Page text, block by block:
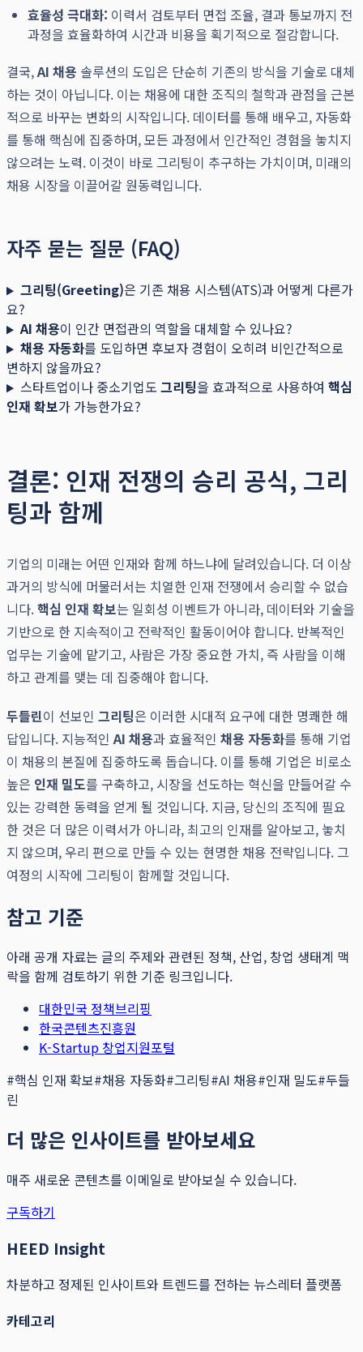
효율성 극대화: 이력서 검토부터 면접 조율, 결과 통보까지 전
과정을 효율화하여 시간과 비용을 획기적으로 절감합니다.
결국,AI 채용 솔루션의 도입은 단순히 기존의 방식을 기술로 대체
하는 것이 아닙니다. 이는 채용에 대한 조직의 철학과 관점을 근본
적으로 바꾸는 변화의 시작입니다. 데이터를 통해 배우고, 자동화
를 통해 핵심에 집중하며, 모든 과정에서 인간적인 경험을 놓치지
않으려는 노력. 이것이 바로 그리팅이 추구하는 가치이며, 미래의
채용 시장을 이끌어갈 원동력입니다.
자주 묻는 질문 (FAQ)
그리팅(Greeting)은 기존 채용 시스템(ATS)과 어떻게 다른가
요?
AI 채용이 인간 면접관의 역할을 대체할 수 있나요?
채용 자동화를 도입하면 후보자 경험이 오히려 비인간적으로
변하지 않을까요?
스타트업이나 중소기업도 그리팅을 효과적으로 사용하여 핵심
인재 확보가 가능한가요?
결론: 인재 전쟁의 승리 공식, 그리
팅과 함께
기업의 미래는 어떤 인재와 함께 하느냐에 달려있습니다. 더 이상
과거의 방식에 머물러서는 치열한 인재 전쟁에서 승리할 수 없습
니다.핵심 인재 확보는 일회성 이벤트가 아니라, 데이터와 기술을
기반으로 한 지속적이고 전략적인 활동이어야 합니다. 반복적인
업무는 기술에 맡기고, 사람은 가장 중요한 가치, 즉 사람을 이해
하고 관계를 맺는 데 집중해야 합니다.
두들린이 선보인 그리팅은 이러한 시대적 요구에 대한 명쾌한 해
답입니다. 지능적인AI 채용과 효율적인 채용 자동화를 통해 기업
이 채용의 본질에 집중하도록 돕습니다. 이를 통해 기업은 비로소
높은 인재 밀도를 구축하고, 시장을 선도하는 혁신을 만들어갈 수
있는 강력한 동력을 얻게 될 것입니다. 지금, 당신의 조직에 필요
한 것은 더 많은 이력서가 아니라, 최고의 인재를 알아보고, 놓치
지 않으며, 우리 편으로 만들 수 있는 현명한 채용 전략입니다. 그
여정의 시작에 그리팅이 함께할 것입니다.
참고 기준
아래 공개 자료는 글의 주제와 관련된 정책, 산업, 창업 생태계 맥
락을 함께 검토하기 위한 기준 링크입니다.
대한민국 정책브리핑
한국콘텐츠진흥원
K-Startup 창업지원포털
#핵심 인재 확보#채용 자동화#그리팅#AI 채용#인재 밀도#두들
린
더 많은 인사이트를 받아보세요
매주 새로운 콘텐츠를 이메일로 받아보실 수 있습니다.
구독하기
HEED Insight
차분하고 정제된 인사이트와 트렌드를 전하는 뉴스레터 플랫폼
카테고리